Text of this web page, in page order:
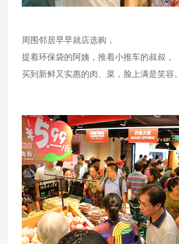
周围邻居早早就店选购，
提着环保袋的阿姨，推着小推车的叔叔，
买到新鲜又实惠的肉、菜，脸上满是笑容。